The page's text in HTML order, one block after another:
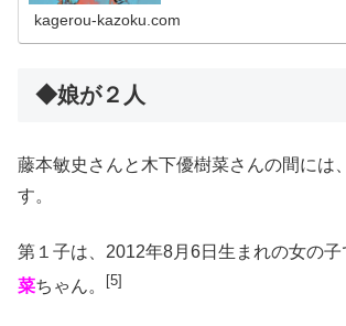
kagerou-kazoku.com
◆娘が２人
藤本敏史さんと木下優樹菜さんの間には
す。
第１子は、2012年8月6日生まれの女の子
菜ちゃん。 [5]